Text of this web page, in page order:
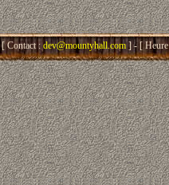
[ Contact : dev@mountyhall.com] - [ Heure